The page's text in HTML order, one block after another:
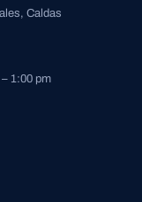
Caldas
– 1:00 pm